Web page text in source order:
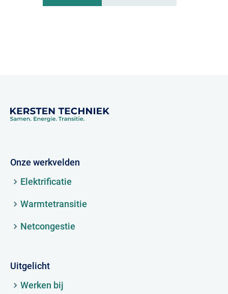
Onze werkvelden
Elektrificatie
Warmtetransitie
Netcongestie
Uitgelicht
Werken bij